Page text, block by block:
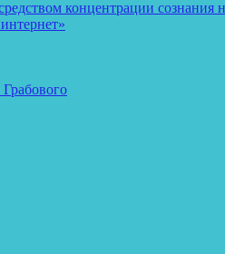
концентрации сознания